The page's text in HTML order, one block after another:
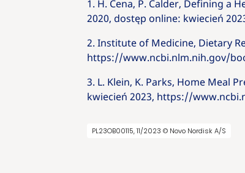
1. H. Cena, P. Calder, Defining a
2020, dostęp online: kwiecień
2. Institute of Medicine, Dietary
https://www.ncbi.nlm.nih.gov/
3. L. Klein, K. Parks, Home Meal
kwiecień 2023, https://
PL23OB00115, 11/2023 © Novo Nordisk A/S